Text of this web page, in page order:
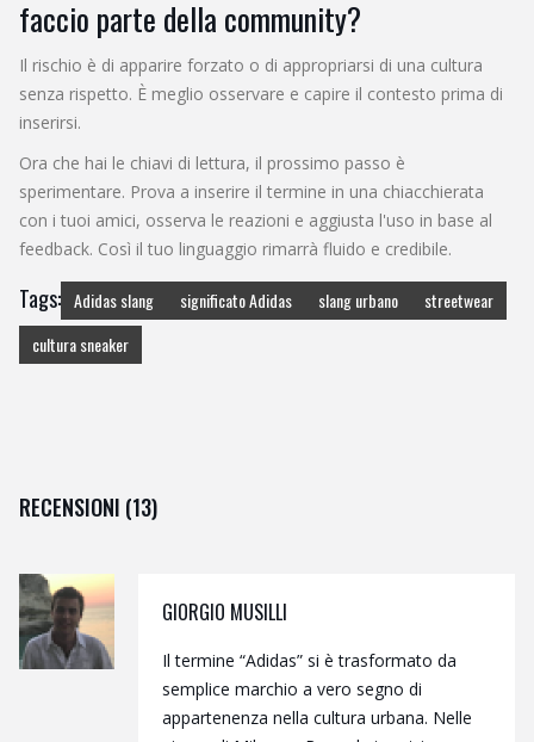
faccio parte della community?
Il rischio è di apparire forzato o di appropriarsi di una cultura
senza rispetto. È meglio osservare e capire il contesto prima di
inserirsi.
Ora che hai le chiavi di lettura, il prossimo passo è
sperimentare. Prova a inserire il termine in una chiacchierata
con i tuoi amici, osserva le reazioni e aggiusta l'uso in base al
feedback. Così il tuo linguaggio rimarrà fluido e credibile.
Tags: Adidas slang significato Adidas slang urbano
streetwear
cultura sneaker
RECENSIONI (13)
GIORGIO MUSILLI
Il termine “Adidas” si è trasformato da
semplice marchio a vero segno di
appartenenza nella cultura urbana. Nelle